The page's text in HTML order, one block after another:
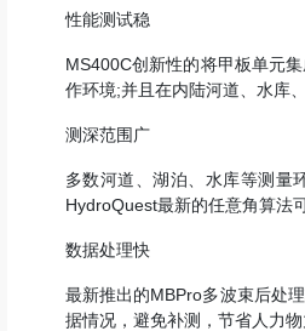
性能测试稳
MS400C创新性的将甲板单元
作环境;并且在内陆河道、水库
测深范围广
多数河道、湖泊、水库等测量
HydroQuest最新的任意角算法
数据处理快
最新推出的MBPro多波束后处
据情况，避免补测，节省人力物